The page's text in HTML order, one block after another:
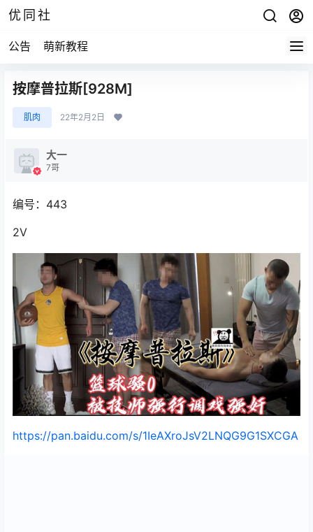
优同社
公告 萌新教程
按摩普拉斯[928M]
肌肉 22年2月2日
大一
7哥
编号：443
2V
https://pan.baidu.com/s/1IeAXroJsV2LNQG9G1SXCGA